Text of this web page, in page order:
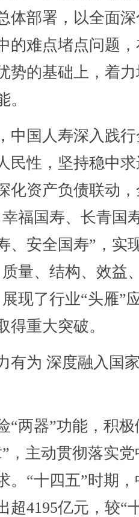
体部署，以全面
的难点堵点问题
势的基础上，着
国人寿深入践行
民性，坚持稳中
化资产负债联动
福国寿、长青国
、安全国寿”，实
量、结构、效益
现了行业“头雁”
得重大突破。
为 深度融入国
器”功能，积极
，主动贯彻落实党
。“十四五”时期，
超4195亿元，较“